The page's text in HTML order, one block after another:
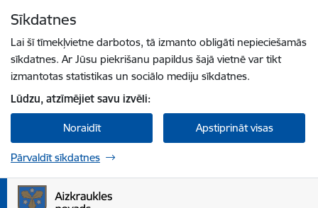
Sīkdatnes
Lai šī tīmekļvietne darbotos, tā izmanto obligāti nepieciešamās
sīkdatnes. Ar Jūsu piekrišanu papildus šajā vietnē var tikt
izmantotas statistikas un sociālo mediju sīkdatnes.
Lūdzu, atzīmējiet savu izvēli:
Noraidīt Apstiprināt visas
Pārvaldīt sīkdatnes